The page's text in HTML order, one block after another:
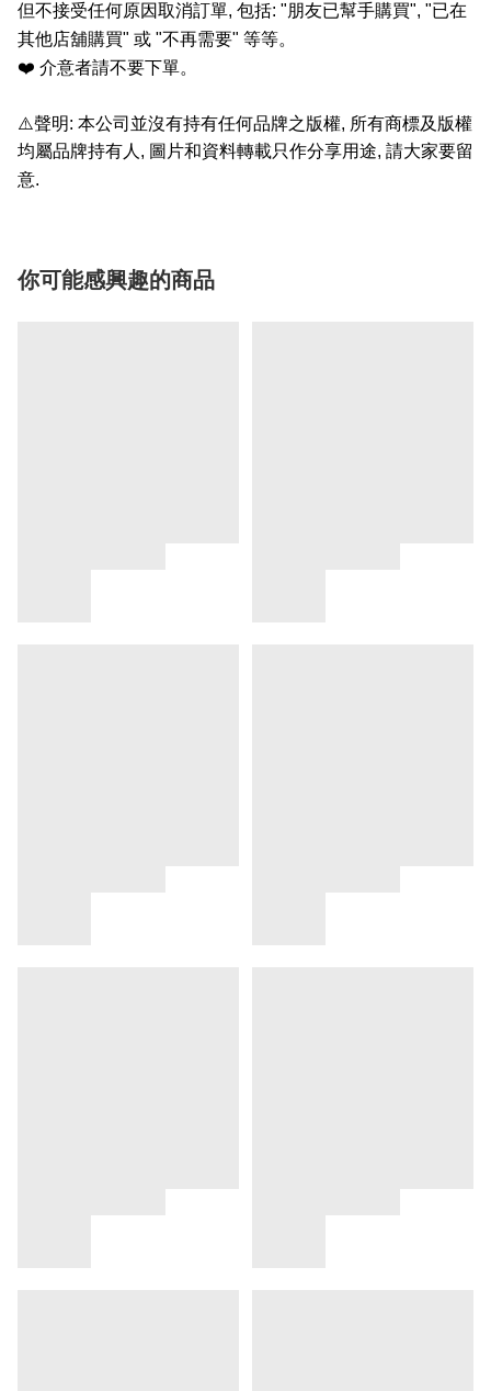
但不接受任何原因取消訂單, 包括: "朋友已幫手購買", "已在
其他店舖購買" 或 "不再需要" 等等。
❤️ 介意者請不要下單。
⚠️聲明: 本公司並沒有持有任何品牌之版權, 所有商標及版權
均屬品牌持有人 , 圖片和資料轉載只作分享用途, 請大家要留
意.
你可能感興趣的商品